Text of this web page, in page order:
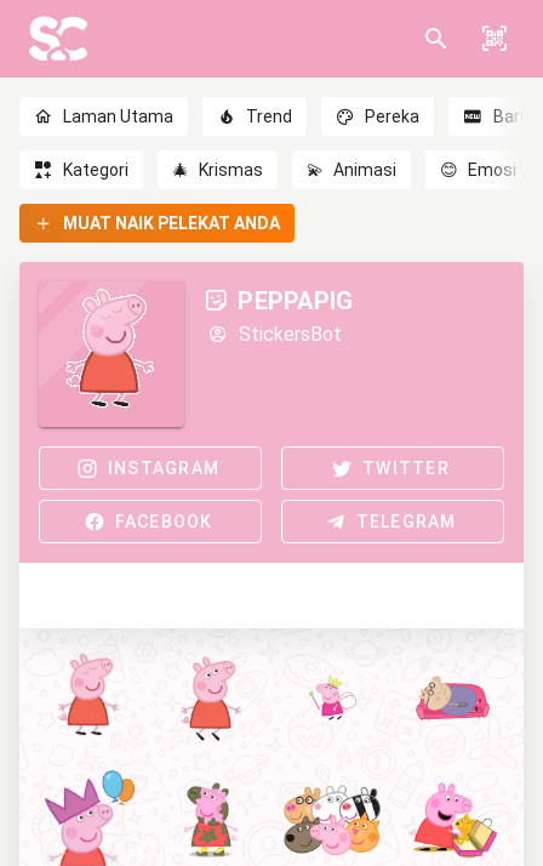
Laman Utama Trend Pereka Baru
Kategori 🎄 Krismas 💫 Animasi 😊 Emosi
MUAT NAIK PELEKAT ANDA
PEPPAPIG
StickersBot
INSTAGRAM TWITTER
FACEBOOK TELEGRAM